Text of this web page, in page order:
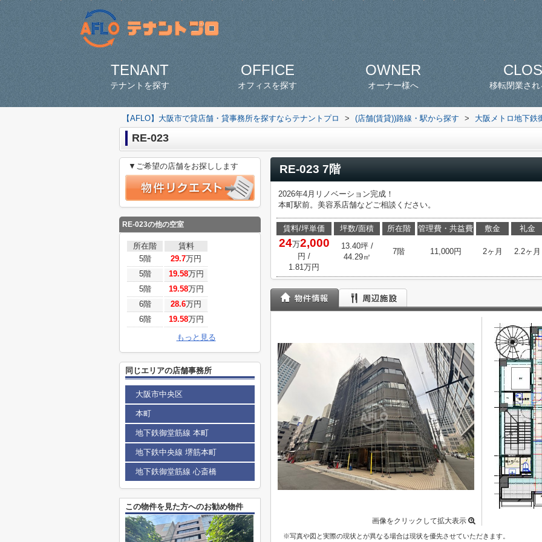
TENANT
テナントを探す
OFFICE
オフィスを探す
OWNER
オーナー様へ 移転閉業さ
【AFLO】大阪市で貸店舗・貸事務所を探すならテナントプロ > (店舗(賃貸))路線・駅から探す > 大阪メトロ地下鉄
RE-023
RE-023 7階
2026年4月リノベーション完成！
本町駅前。美容系店舗などご相談ください。
賃料/坪単価
24万2,000
円 /
1.81万円
坪数/面積
13.40坪 /
44.29㎡
所在階
7階
管理費・共益費
11,000円
敷金
2ヶ月
礼金
2.2ヶ月
画像をクリックして拡大表示
※写真や図と実際の現状とが異なる場合は現状を優先させていただきます。
▼ご希望の店舗をお探しします
RE-023の他の空室
所在階
賃料
5階
29.7万円
5階
19.58万円
5階
19.58万円
6階
28.6万円
6階
19.58万円
もっと見る
同じエリアの店舗事務所
大阪市中央区
本町
地下鉄御堂筋線 本町
地下鉄中央線 堺筋本町
地下鉄御堂筋線 心斎橋
この物件を見た方へのお勧め物件